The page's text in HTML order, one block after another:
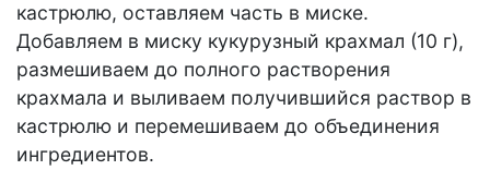
кастрюлю, оставляем часть в миске.
Добавляем в миску кукурузный крахмал (10 г),
размешиваем до полного растворения
крахмала и выливаем получившийся раствор в
кастрюлю и перемешиваем до объединения
ингредиентов.